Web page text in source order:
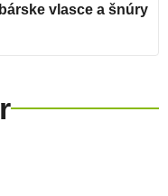
vlasce a šnúry